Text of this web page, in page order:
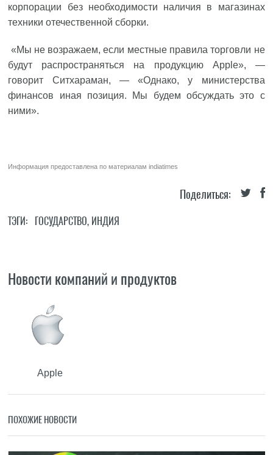
корпорации без необходимости наличия в магазинах
техники отечественной сборки.
«Мы не возражаем, если местные правила торговли не
будут распространяться на продукцию Apple», —
говорит Ситхараман, — «Однако, у министерства
финансов иная позиция. Мы будем обсуждать это с
ними».
Информация предоставлена по материаламindiatimes
Поделиться:
ТЭГИ: ГОСУДАРСТВО, ИНДИЯ
Новости компаний и продуктов
Apple
ПОХОЖИЕ НОВОСТИ